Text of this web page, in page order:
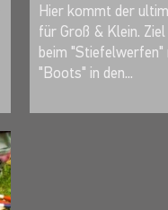
Hier kommt der
für Groß & Klein.
beim
"Boots" in den...